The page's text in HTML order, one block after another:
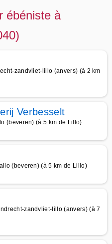
ébéniste à
zandvliet-lillo (anvers) (à 2 km
Verbesselt
(beveren) (à 5 km de Lillo)
(beveren) (à 5 km de Lillo)
zandvliet-lillo (anvers) (à 7